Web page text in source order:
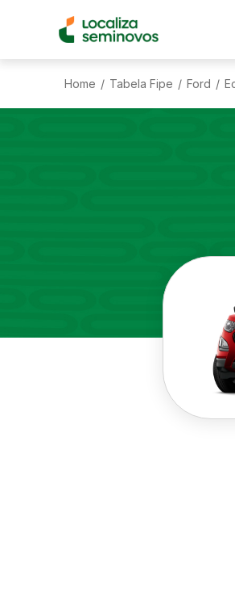
Home / Tabela Fipe / Ford /